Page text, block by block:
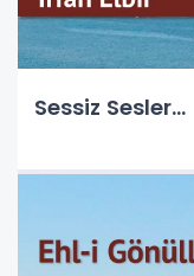
Sessiz Sesler...